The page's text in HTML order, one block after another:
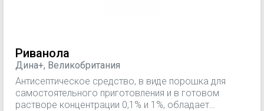
Риванола
Дина+, Великобритания
Антисептическое средство, в виде порошка для
самостоятельного приготовления и в готовом
растворе концентрации 0,1% и 1%, обладает